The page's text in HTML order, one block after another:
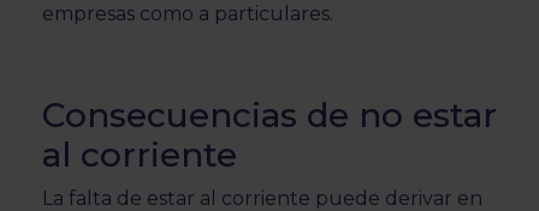
empresas como a particulares.
Consecuencias de no estar
al corriente
La falta de estar al corriente puede derivar en